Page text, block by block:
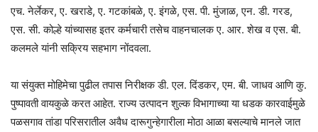
एच. नेर्लेकर, ए. खराडे, ए. गटकांबळे, ए. इंगळे, एस. पी. मुंजाळ, एन. डी. गरड,
एस. सी. कोल्हे यांच्यासह इतर कर्मचारी तसेच वाहनचालक ए. आर. शेख व एस. बी.
कलमले यांनी सक्रिय सहभाग नोंदवला.
या संयुक्त मोहिमेचा पुढील तपास निरीक्षक डी. एल. दिंडकर, एम. बी. जाधव आणि कु.
पुष्पावती वायकुळे करत आहेत. राज्य उत्पादन शुल्क विभागाच्या या धडक कारवाईमुळे
पळसगाव तांडा परिसरातील अवैध दारूगुन्हेगारीला मोठा आळा बसल्याचे मानले जात